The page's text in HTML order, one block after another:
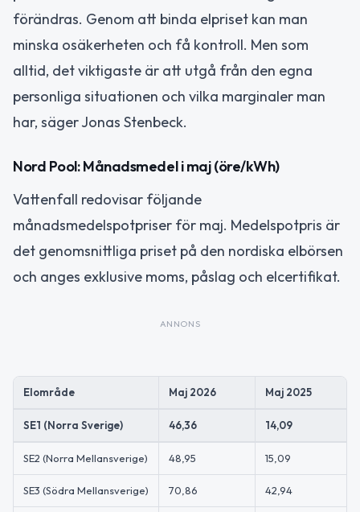
förändras. Genom att binda elpriset kan man
minska osäkerheten och få kontroll. Men som
alltid, det viktigaste är att utgå från den egna
personliga situationen och vilka marginaler man
har, säger Jonas Stenbeck.
Nord Pool: Månadsmedel i maj (öre/kWh)
Vattenfall redovisar följande
månadsmedelspotpriser för maj. Medelspotpris är
det genomsnittliga priset på den nordiska elbörsen
och anges exklusive moms, påslag och elcertifikat.
ANNONS
Elområde Maj 2026 Maj 2025
SE1 (Norra Sverige) 46,36 14,09
SE2 (Norra Mellansverige) 48,95 15,09
SE3 (Södra Mellansverige) 70,86 42,94